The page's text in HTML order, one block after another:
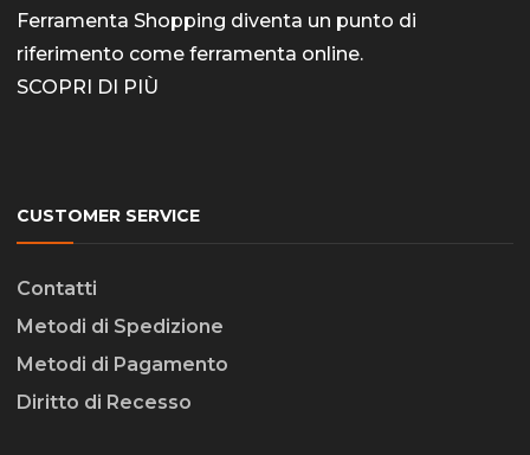
Ferramenta Shopping diventa un punto di
riferimento come ferramenta online.
SCOPRI DI PIÙ
CUSTOMER SERVICE
Contatti
Metodi di Spedizione
Metodi di Pagamento
Diritto di Recesso